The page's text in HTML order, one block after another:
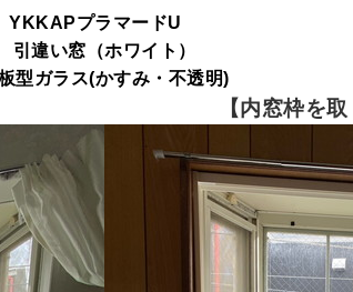
YKKAPプラマードU
引違い窓（ホワイト）
型ガラス(かすみ・不透明)
【内窓枠を